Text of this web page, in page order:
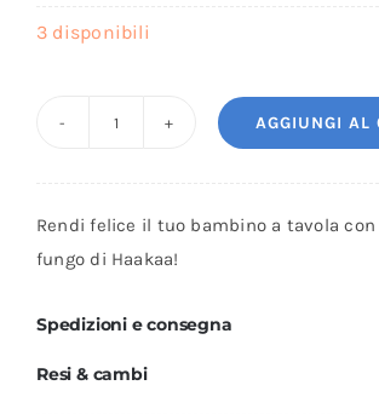
3 disponibili
legno
Haakaa
AGGIUNGI AL
Rendi felice il tuo bambino a tavola
fungo di Haakaa!
Spedizioni e consegna
Resi & cambi